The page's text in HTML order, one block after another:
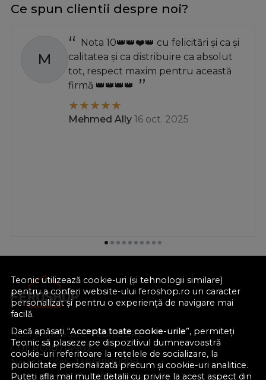
Teonic utilizează cookie-uri (și tehnologii similare)
pentru a conferi website-ului feroshop.ro un caracter
personalizat și pentru o experiență de navigare mai
facilă.
Dacă apăsați “Accepta toate cookie-urile”, permiteți
Teonic să plaseze pe dispozitivul dumneavoastră
cookie-uri referitoare la rețelele de socializare, la
publicitate personalizată precum și cookie-uri analitice.
Puteți afla mai multe detalii cu privire la acest aspect din
Ce spun clientii despre noi?
M
Nota 10👑👑❤️👑 cu felicitări și ca și
calitatea și ca distribuire ca absolut
tot, respect maxim pentru această
firmă 👑👑👑👑
Mehmed Ally 16 oct. 2025
Nume societate:Teonic SRL
CUI:RO10714902
Nr. reg. com.:J38/289/1998
Sediu social:Str. Gib Mihăescu, Nr. 22